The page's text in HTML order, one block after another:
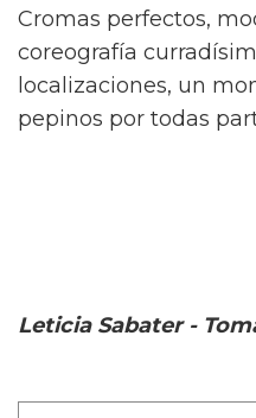
Cromas perfectos,
coreografía
localizaciones, un
pepinos por todas
Leticia Sabater -